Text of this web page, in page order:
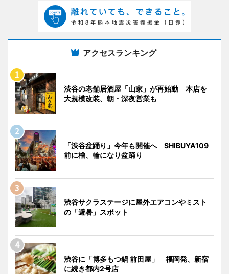
アクセスランキング
渋谷の老舗居酒屋「山家」が再始動 本店を
大規模改装、朝・深夜営業も
「渋谷盆踊り」今年も開催へ SHIBUYA109
前に櫓、輪になり盆踊り
渋谷サクラステージに屋外エアコンやミスト
の「避暑」スポット
渋谷に「博多もつ鍋 前田屋」 福岡発、新宿
に続き都内2号店